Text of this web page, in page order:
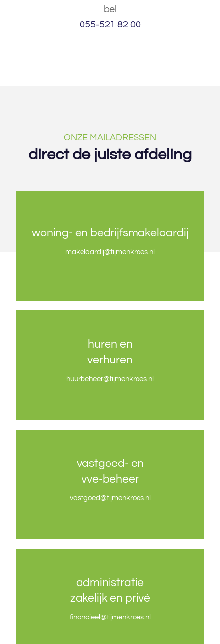
bel
055-521 82 00
ONZE MAILADRESSEN
direct de juiste afdeling
woning- en bedrijfsmakelaardij
makelaardij@tijmenkroes.nl
woning- en bedrijfsmakelaardij
makelaardij@tijmenkroes.nl
huren en
verhuren
huurbeheer@tijmenkroes.nl
huren en
verhuren
huurbeheer@tijmenkroes.nl
vastgoed- en
vve-beheer
vastgoed@tijmenkroes.nl
vastgoed- en
vve-beheer
vastgoed@tijmenkroes.nl
administratie
zakelijk en privé
financieel@tijmenkroes.nl
administratie
zakelijk en privé
financieel@tijmenkroes.nl